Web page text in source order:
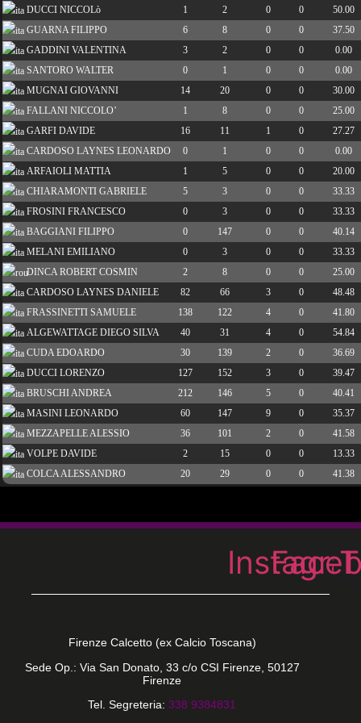
DUCCI NICCOLò 1 2 0 0
50.00
GUARNA FILIPPO
6 8 0 0
37.50
GADDINI VALENTINA
3 2 0 0
0.00
SANTORO WALTER
0 1 0 0
0.00
MUGNAI GIOVANNI
14 20 0 0
30.00
FALLANI NICCOLO’
1 8 0 0
25.00
GARFI DAVIDE
16 11 1 0
27.27
CARDOSO LAYNES LEONARDO
0 1 0 0
0.00
ARFAIOLI MATTIA
1 5 0 0
20.00
CHIARAMONTI GABRIELE
5 3 0 0
33.33
FROSINI FRANCESCO
0 3 0 0
33.33
BAGGIANI FILIPPO
0 147 0 0
40.14
MELANI EMILIANO
0 3 0 0
33.33
DINCA ROBERT COSMIN
2 8 0 0
25.00
CARDOSO LAYNES DANIELE
82 66 3 0
48.48
FRASSINETTI SAMUELE
138 122 4 0
41.80
ALGEWATTAGE DIEGO SILVA
40 31 4 0
54.84
CUDA EDOARDO
30 139 2 0
36.69
DUCCI LORENZO
127 152 3 0
39.47
BRUSCHI ANDREA
212 146 5 0
40.41
MASINI LEONARDO
60 147 9 0
35.37
MEZZAPELLE ALESSIO
36 101 2 0
41.58
VOLPE DAVIDE
2 15 0 0
13.33
COLCA ALESSANDRO
20 29 0 0 41.38
Firenze Calcetto (ex Calcio Toscana)
Sede Op.: Via San Donato, 33 c/o CSI Firenze, 50127
Firenze
Tel. Segreteria: 338 9384831